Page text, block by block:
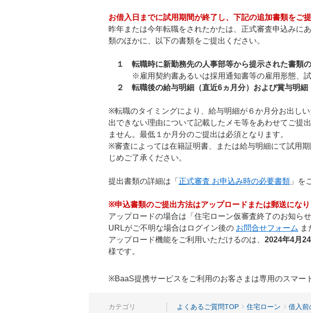
お借入日までに試用期間が終了し、下記の追加書類をご
昨年または今年転職をされたかたは、正式審査申込みに
類のほかに、以下の書類をご提出ください。
１ 転職時に新勤務先の人事部等から提示された書類
※雇用契約書あるいは採用通知書等の雇用形態、試
２ 転職後の給与明細（直近6ヵ月分）および賞与明細
※転職のタイミングにより、給与明細が６か月分お出し
出できない理由について記載したメモ等をあわせてご提
ません。最低１か月分のご提出は必須となります。
※審査によっては在籍証明書、または給与明細にて試用
じめご了承ください。
提出書類の詳細は「 正式審査 お申込み時の必要書類 」を
※申込書類のご提出方法はアップロードまたは郵送になり
アップロードの場合は「住宅ローン仮審査終了のお知ら
URLがご不明な場合はログイン後の お問合せフォーム ま
アップロード機能をご利用いただけるのは、 2024年4月24
様です。
※BaaS提携サービスをご利用のお客さまは専用のスマー
カテゴリ よくあるご質問TOP 住宅ローン 借入前